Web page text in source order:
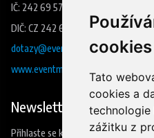
cookies
Tato
cookies a
technologie
zážitku z
IČ: 242 69 573
DIČ: CZ 242 69 573
dotazy@eventmedia.cz
www.eventmedia.cz
Newsletter
Přihlaste se k odběru našeho